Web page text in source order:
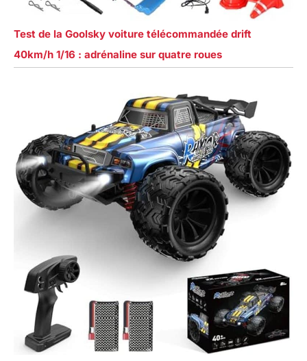
Test de la Goolsky voiture télécommandée drift
40km/h 1/16 : adrénaline sur quatre roues